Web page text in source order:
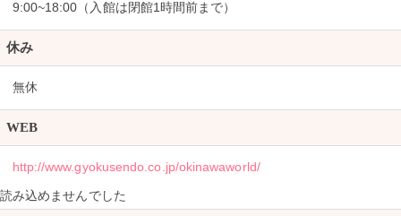
9:00~18:00（入館は閉館1時間前まで）
休み
無休
WEB
http://www.gyokusendo.co.jp/okinawaworld/
読み込めませんでした